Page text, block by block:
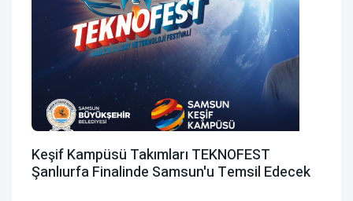
Keşif Kampüsü Takımları TEKNOFEST
Şanlıurfa Finalinde Samsun'u Temsil Edecek